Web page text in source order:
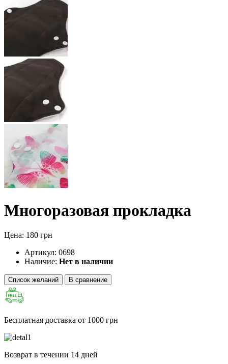
Многоразовая прокладка
Цена: 180 грн
Артикул: 0698
Наличие: Нет в наличии
Список желаний В сравнение
Бесплатная доставка от 1000 грн
Возврат в течении 14 дней